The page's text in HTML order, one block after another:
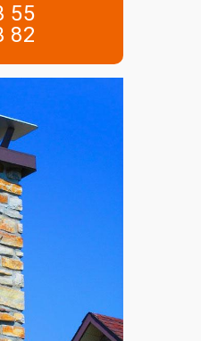
55
82